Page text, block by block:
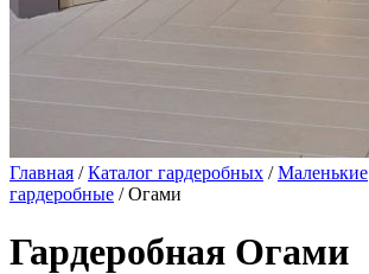
Главная /Каталог гардеробных /Маленькие
гардеробные / Огами
Гардеробная Огами